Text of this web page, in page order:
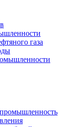
газа